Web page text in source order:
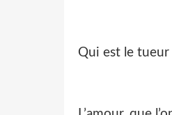
Qui est le tueur